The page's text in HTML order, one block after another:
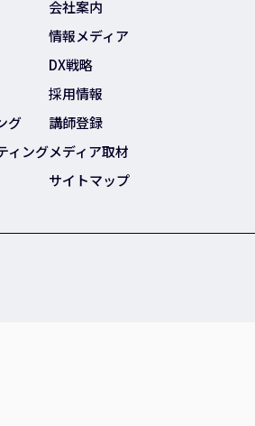
グ
ィング
会社案内
情報メディア
DX戦略
採用情報
講師登録
メディア取材
サイトマップ